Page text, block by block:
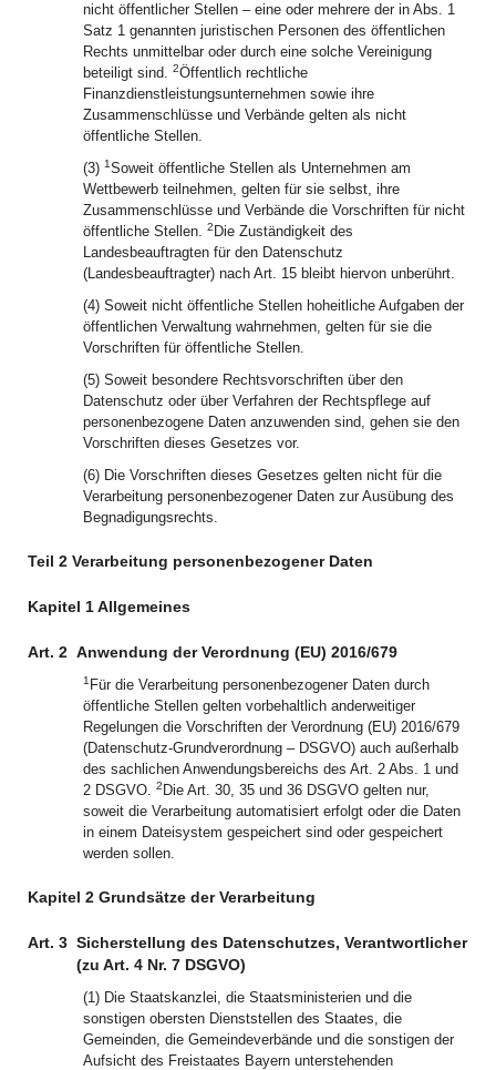
nicht öffentlicher Stellen – eine oder mehrere der in Abs. 1
Satz 1 genannten juristischen Personen des öffentlichen
Rechts unmittelbar oder durch eine solche Vereinigung
beteiligt sind. 2Öffentlich rechtliche
Finanzdienstleistungsunternehmen sowie ihre
Zusammenschlüsse und Verbände gelten als nicht
öffentliche Stellen.
(3) 1Soweit öffentliche Stellen als Unternehmen am
Wettbewerb teilnehmen, gelten für sie selbst, ihre
Zusammenschlüsse und Verbände die Vorschriften für nicht
öffentliche Stellen. 2 Die Zuständigkeit des
Landesbeauftragten für den Datenschutz
(Landesbeauftragter) nach Art. 15 bleibt hiervon unberührt.
(4) Soweit nicht öffentliche Stellen hoheitliche Aufgaben der
öffentlichen Verwaltung wahrnehmen, gelten für sie die
Vorschriften für öffentliche Stellen.
(5) Soweit besondere Rechtsvorschriften über den
Datenschutz oder über Verfahren der Rechtspflege auf
personenbezogene Daten anzuwenden sind, gehen sie den
Vorschriften dieses Gesetzes vor.
(6) Die Vorschriften dieses Gesetzes gelten nicht für die
Verarbeitung personenbezogener Daten zur Ausübung des
Begnadigungsrechts.
Teil 2 Verarbeitung personenbezogener Daten
Kapitel 1 Allgemeines
Art. 2 Anwendung der Verordnung (EU) 2016/679
1 Für die Verarbeitung personenbezogener Daten durch
öffentliche Stellen gelten vorbehaltlich anderweitiger
Regelungen die Vorschriften der Verordnung (EU) 2016/679
(Datenschutz-Grundverordnung – DSGVO) auch außerhalb
des sachlichen Anwendungsbereichs des Art. 2 Abs. 1 und
2 DSGVO. 2 Die Art. 30, 35 und 36 DSGVO gelten nur,
soweit die Verarbeitung automatisiert erfolgt oder die Daten
in einem Dateisystem gespeichert sind oder gespeichert
werden sollen.
Kapitel 2 Grundsätze der Verarbeitung
Art. 3 Sicherstellung des Datenschutzes, Verantwortlicher
(zu Art. 4 Nr. 7 DSGVO)
(1) Die Staatskanzlei, die Staatsministerien und die
sonstigen obersten Dienststellen des Staates, die
Gemeinden, die Gemeindeverbände und die sonstigen der
Aufsicht des Freistaates Bayern unterstehenden